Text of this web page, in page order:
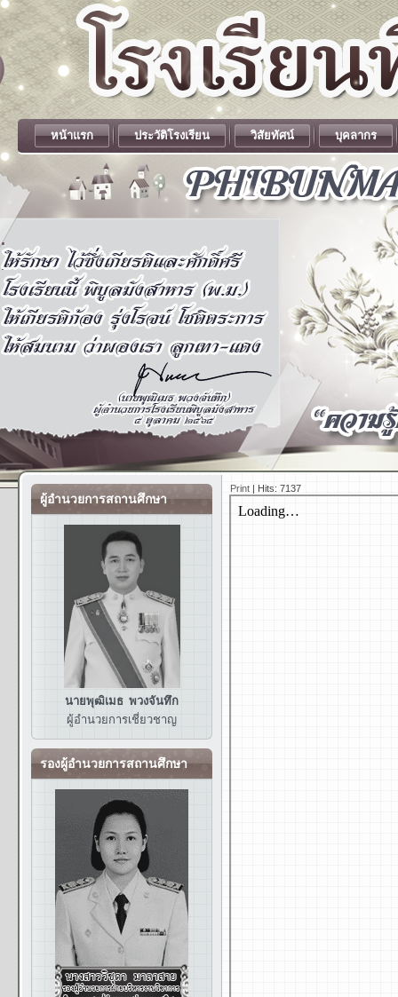
.
.
หน้าแรก ประวัติโรงเรียน วิสัยทัศน์ บุคลากร
ผู้อำนวยการสถานศึกษา
นายพุฒิเมธ พวงจันทึก
ผู้อำนวยการเชี่ยวชาญ
รองผู้อำนวยการสถานศึกษา
Print | Hits: 7137